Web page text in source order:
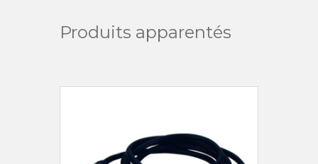
Produits apparentés